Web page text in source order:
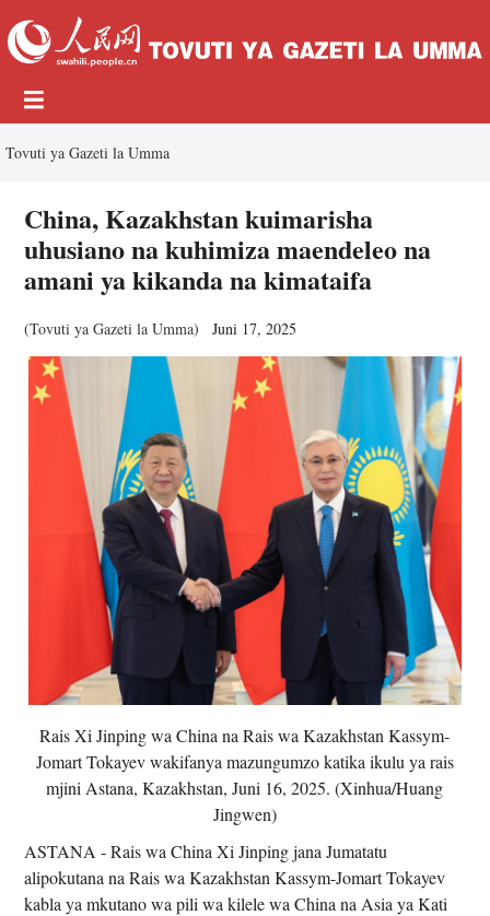
Tovuti ya Gazeti la Umma
China, Kazakhstan kuimarisha
uhusiano na kuhimiza maendeleo na
amani ya kikanda na kimataifa
(Tovuti ya Gazeti la Umma) Juni 17, 2025
Rais Xi Jinping wa China na Rais wa Kazakhstan Kassym-
Jomart Tokayev wakifanya mazungumzo katika ikulu ya rais
mjini Astana, Kazakhstan, Juni 16, 2025. (Xinhua/Huang
Jingwen)
ASTANA - Rais wa China Xi Jinping jana Jumatatu
alipokutana na Rais wa Kazakhstan Kassym-Jomart Tokayev
kabla ya mkutano wa pili wa kilele wa China na Asia ya Kati